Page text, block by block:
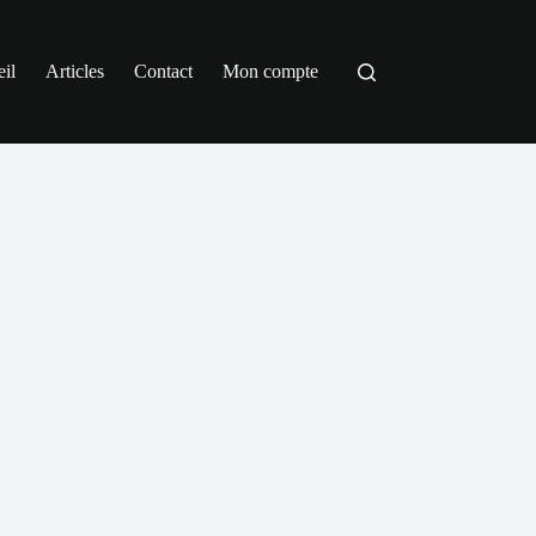
Articles Contact Mon compte